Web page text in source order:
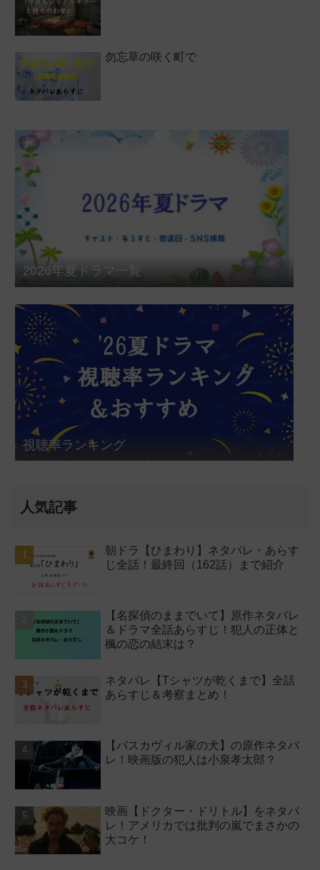
勿忘草の咲く町で
2026年夏ドラマ一覧
視聴率ランキング
人気記事
朝ドラ【ひまわり】ネタバレ・あらす
じ全話！最終回（162話）まで紹介
【名探偵のままでいて】原作ネタバレ
＆ドラマ全話あらすじ！犯人の正体と
楓の恋の結末は？
ネタバレ【Tシャツが乾くまで】全話
あらすじ＆考察まとめ！
【バスカヴィル家の犬】の原作ネタバ
レ！映画版の犯人は小泉孝太郎？
映画【ドクター・ドリトル】をネタバ
レ！アメリカでは批判の嵐でまさかの
大コケ！